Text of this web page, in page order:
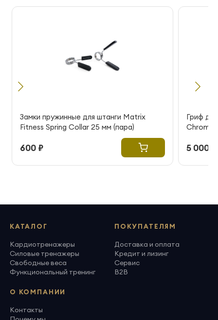
Замки пружинные для штанги Matrix
Fitness Spring Collar 25 мм (пара)
600 ₽
Гриф
Chrome
5 000 ₽
КАТАЛОГ
Кардиотренажеры
Силовые тренажеры
Свободные веса
Функциональный тренинг
ПОКУПАТЕЛЯМ
Доставка и оплата
Кредит и лизинг
Сервис
B2B
О КОМПАНИИ
Контакты